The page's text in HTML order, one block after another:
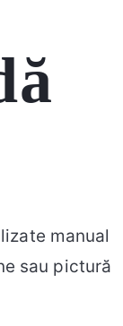
manual
sau pictură